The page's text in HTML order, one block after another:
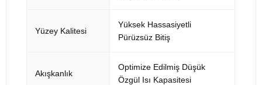
Yüzey Kalitesi
Yüksek Hassasiyetli
Pürüzsüz Bitiş
Akışkanlık
Optimize Edilmiş Düşük
Özgül Isı Kapasitesi